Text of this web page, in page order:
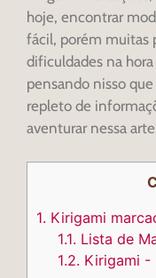
hoje, encontrar
fácil, porém muitas
dificuldades na
pensando nisso
repleto de
aventurar nessa
1. Kirigami
1.1. Lista de
1.2. Kirigami -